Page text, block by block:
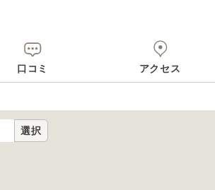
口コミ アクセス
選択